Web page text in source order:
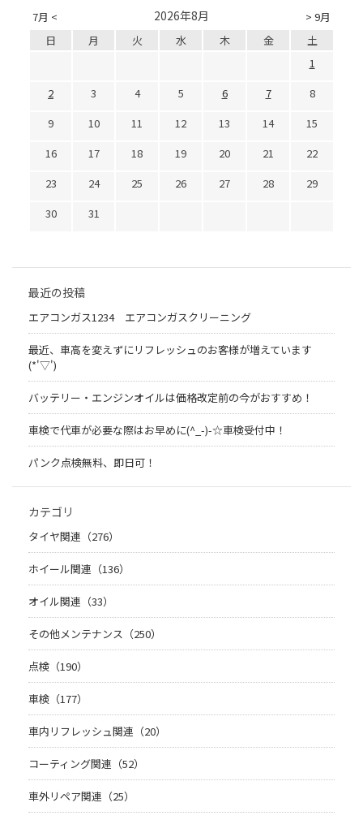
7月 < > 9月
2026年8月
日 月 火 水 木 金
土
1
2
3 4 5 6 7
8
9
10 11 12 13 14
15
16
17 18 19 20 21
22
23
24 25 26 27 28
29
30
31
最近の投稿
エアコンガス1234 エアコンガスクリーニング
最近、車高を変えずにリフレッシュのお客様が増えています
(*'▽')
バッテリー・エンジンオイルは価格改定前の今がおすすめ！
車検で代車が必要な際はお早めに(^_-)-☆車検受付中！
パンク点検無料、即日可！
カテゴリ
タイヤ関連（276）
ホイール関連（136）
オイル関連（33）
その他メンテナンス（250）
点検（190）
車検（177）
車内リフレッシュ関連（20）
コーティング関連（52）
車外リペア関連（25）